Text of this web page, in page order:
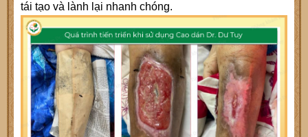
tái tạo và lành lại nhanh chóng.